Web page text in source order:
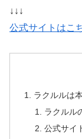
↓↓↓
公式サイトはこ
ラクルルは
ラクルル
公式サイ